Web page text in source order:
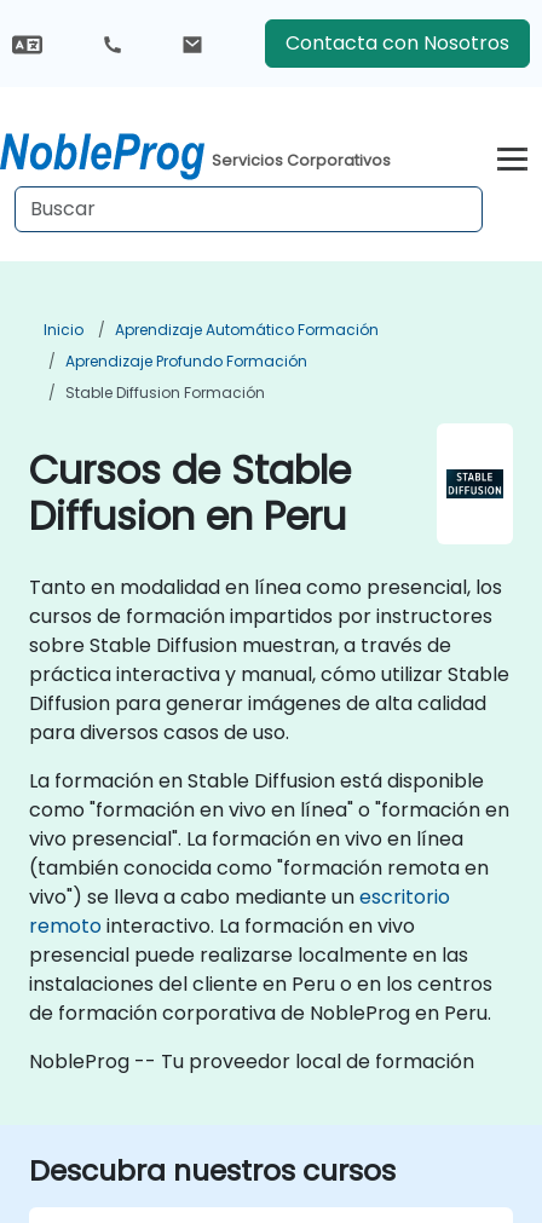
Contacta con Nosotros
Servicios Corporativos
Inicio
Aprendizaje Automático Formación
Aprendizaje Profundo Formación
Stable Diffusion Formación
Cursos de Stable
Diffusion en Peru
Tanto en modalidad en línea como presencial, los
cursos de formación impartidos por instructores
sobre Stable Diffusion muestran, a través de
práctica interactiva y manual, cómo utilizar Stable
Diffusion para generar imágenes de alta calidad
para diversos casos de uso.
La formación en Stable Diffusion está disponible
como "formación en vivo en línea" o "formación en
vivo presencial". La formación en vivo en línea
(también conocida como "formación remota en
vivo") se lleva a cabo mediante unescritorio
remotointeractivo. La formación en vivo
presencial puede realizarse localmente en las
instalaciones del cliente en Peru o en los centros
de formación corporativa de NobleProg en Peru.
NobleProg -- Tu proveedor local de formación
Descubra nuestros cursos